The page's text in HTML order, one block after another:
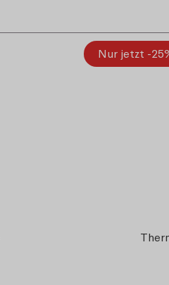
Nur jetzt -